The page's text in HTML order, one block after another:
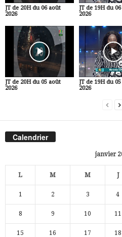
JT de 20H du 06 août
2026
JT de 19H du
2026
JT de 20H du 05 août
2026
JT de 19H du
2026
Calendrier
janvier
L M M J
1 2 3 4
8 9 10 11
15 16 17 18